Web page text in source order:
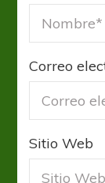
Correo
Sitio Web